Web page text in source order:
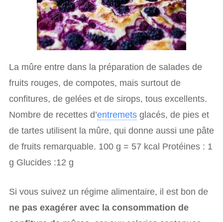
La mûre entre dans la préparation de salades de
fruits rouges, de compotes, mais surtout de
confitures, de gelées et de sirops, tous excellents.
Nombre de recettes d’entremets glacés, de pies et
de tartes utilisent la mûre, qui donne aussi une pâte
de fruits remarquable. 100 g = 57 kcal Protéines : 1
g Glucides :12 g
Si vous suivez un régime alimentaire, il est bon de
ne pas exagérer avec la consommation de